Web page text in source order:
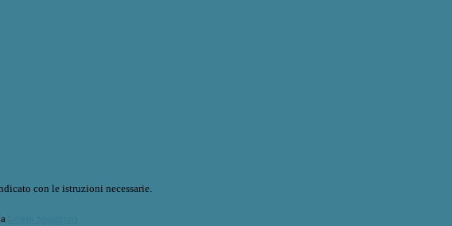
con le istruzioni necessarie.